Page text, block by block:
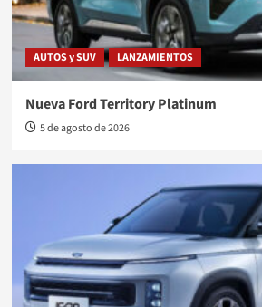
AUTOS y SUV LANZAMIENTOS
Nueva Ford Territory Platinum
5 de agosto de 2026